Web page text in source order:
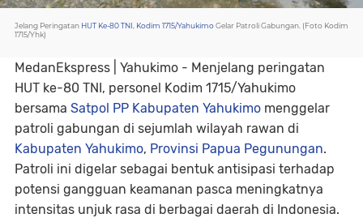
Jelang Peringatan HUT Ke-80 TNI Kodim 1715/YahukimoGelar Patroli Gabungan. (Foto Kodim
1715/Yhk)
MedanEkspress | Yahukimo - Menjelang peringatan
HUT ke-80 TNI, personel Kodim 1715/Yahukimo
bersama Satpol PP Kabupaten Yahukimo menggelar
patroli gabungan di sejumlah wilayah rawan di
Kabupaten Yahukimo, Provinsi Papua Pegunungan.
Patroli ini digelar sebagai bentuk antisipasi terhadap
potensi gangguan keamanan pasca meningkatnya
intensitas unjuk rasa di berbagai daerah di Indonesia.